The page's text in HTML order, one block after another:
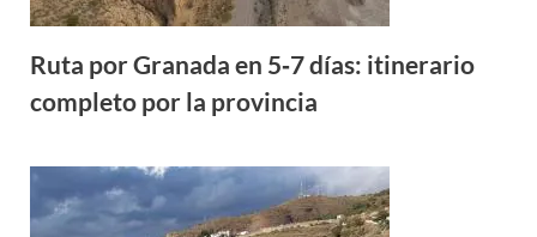
Ruta por Granada en 5‑7 días: itinerario
completo por la provincia